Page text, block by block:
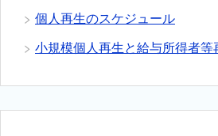
個人再生のスケジュール
小規模個人再生と給与所得者等